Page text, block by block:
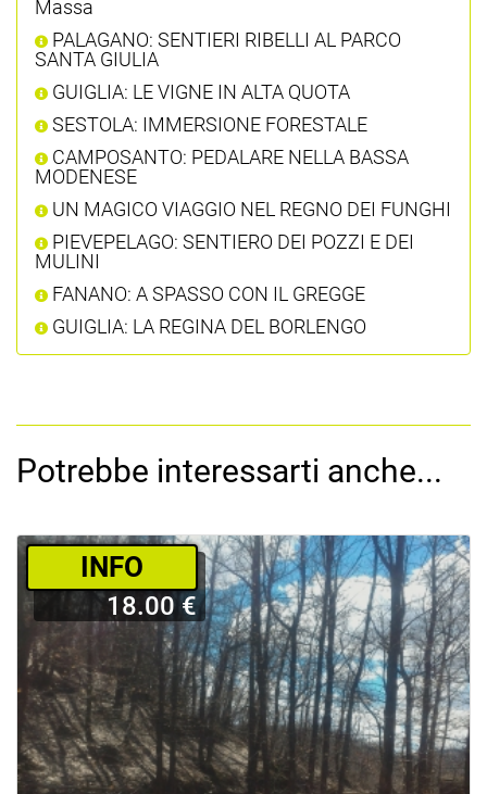
Massa
PALAGANO: SENTIERI RIBELLI AL PARCO
SANTA GIULIA
GUIGLIA: LE VIGNE IN ALTA QUOTA
SESTOLA: IMMERSIONE FORESTALE
CAMPOSANTO: PEDALARE NELLA BASSA
MODENESE
UN MAGICO VIAGGIO NEL REGNO DEI FUNGHI
PIEVEPELAGO: SENTIERO DEI POZZI E DEI
MULINI
FANANO: A SPASSO CON IL GREGGE
GUIGLIA: LA REGINA DEL BORLENGO
Potrebbe interessarti anche...
­INFO
18.00 €